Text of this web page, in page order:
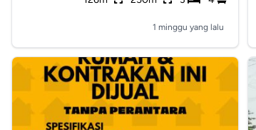
1 minggu yang lalu